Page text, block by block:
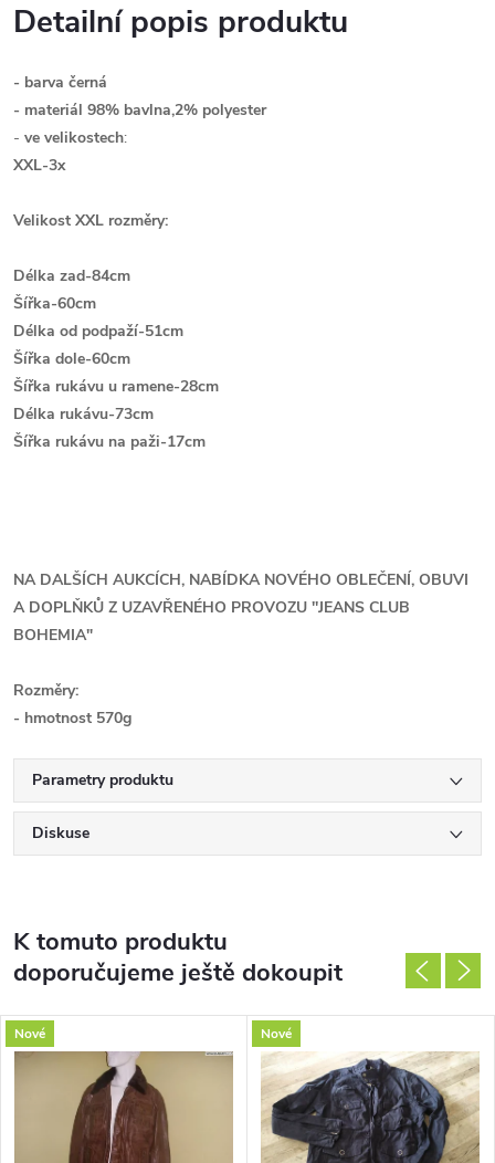
Detailní popis produktu
- barva černá
- materiál 98% bavlna,2% polyester
- ve velikostech:
XXL-3x
Velikost XXL rozměry:
Délka zad-84cm
Šířka-60cm
Délka od podpaží-51cm
Šířka dole-60cm
Šířka rukávu u ramene-28cm
Délka rukávu-73cm
Šířka rukávu na paži-17cm
NA DALŠÍCH AUKCÍCH, NABÍDKA NOVÉHO OBLEČENÍ, OBUVI
A DOPLŇKŮ Z UZAVŘENÉHO PROVOZU ''JEANS CLUB
BOHEMIA"
Rozměry:
- hmotnost 570g
Parametry produktu
Diskuse
K tomuto produktu
doporučujeme ještě dokoupit
Nové Nové